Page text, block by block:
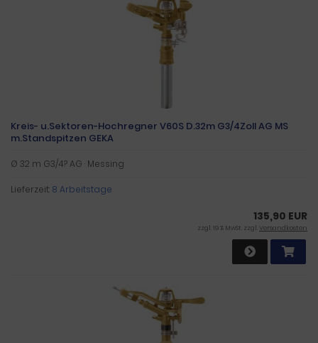
Kreis- u.Sektoren-Hochregner V60S D.32m G3/4Zoll AG MS
m.Standspitzen GEKA
Ø 32 m G3/4? AG · Messing
Lieferzeit: 8 Arbeitstage
135,90 EUR
zzgl. 19 % MwSt. zzgl.Versandkosten